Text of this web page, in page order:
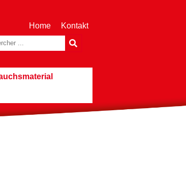
Home
Kontakt